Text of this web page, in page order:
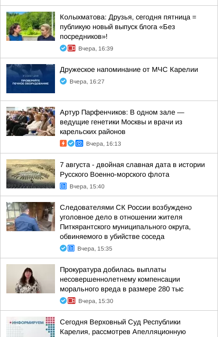
Колыхматова: Друзья, сегодня пятница =
публикую новый выпуск блога «Без
посредников»!
Вчера, 16:39
Дружеское напоминание от МЧС Карелии
Вчера, 16:27
Артур Парфенчиков: В одном зале —
ведущие генетики Москвы и врачи из
карельских районов
Вчера, 16:13
7 августа - двойная славная дата в истории
Русского Военно-морского флота
Вчера, 15:40
Следователями СК России возбуждено
уголовное дело в отношении жителя
Питкярантского муниципального округа,
обвиняемого в убийстве соседа
Вчера, 15:35
Прокуратура добилась выплаты
несовершеннолетнему компенсации
морального вреда в размере 280 тыс
Вчера, 15:30
Сегодня Верховный Суд Республики
Карелия, рассмотрев Апелляционную